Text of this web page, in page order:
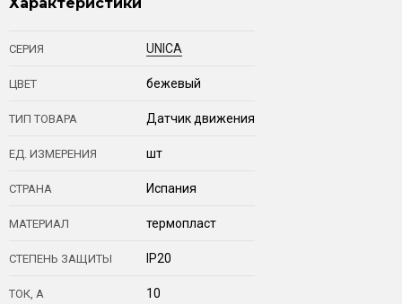
СЕРИЯ UNICA
ЦВЕТ бежевый
ТИП ТОВАРА Датчик движения
ЕД. ИЗМЕРЕНИЯ шт
СТРАНА Испания
МАТЕРИАЛ термопласт
СТЕПЕНЬ ЗАЩИТЫ IP20
ТОК, А 10